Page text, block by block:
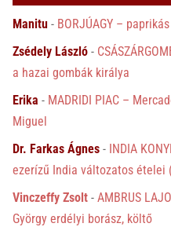
Manitu - BORJÚAGY –
Zsédely László -
a hazai gombák királya
Erika - MADRIDI PIAC –
Miguel
Dr. Farkas Ágnes - INDIA
ezerízű India változatos ételei
Vinczeffy Zsolt -AMBRUS
György erdélyi borász, költő